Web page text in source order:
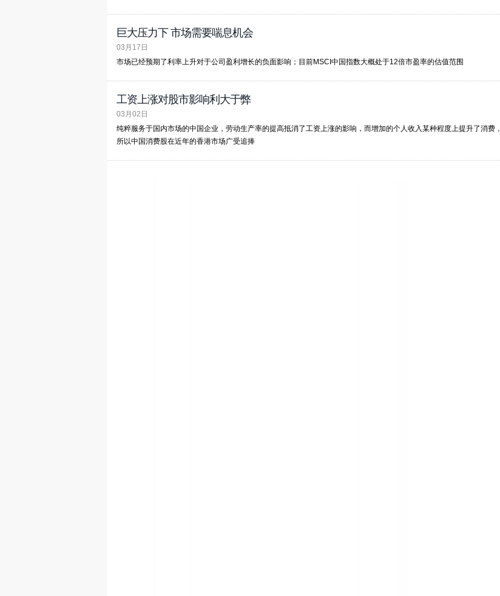
巨大压力下 市场需要喘息机会
03月17日
市场已经预期了利率上升对于公司盈利增长的负面影响；目前MSCI中国指数大概处于12倍市盈率的估值范围
工资上涨对股市影响利大于弊
03月02日
纯粹服务于国内市场的中国企业，劳动生产率的提高抵消了工资上涨的影响，而增加的个人收入某种程度上提升了消费，
所以中国消费股在近年的香港市场广受追捧